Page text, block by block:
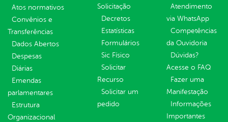
Atos normativos
Convênios e
Transferências
Dados Abertos
Despesas
Diárias
Emendas
parlamentares
Estrutura
Organizacional
Solicitação
Decretos
Estatísticas
Formulários
Sic Físico
Solicitar
Recurso
Solicitar um
pedido
Atendimento
via WhatsApp
Competências
da Ouvidoria
Dúvidas?
Acesse o FAQ
Fazer uma
Manifestação
Informações
Importantes